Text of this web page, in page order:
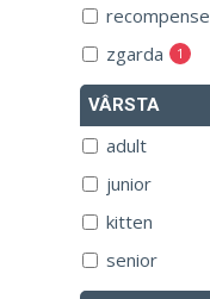
VÂRSTA
adult
junior
kitten
senior
recompense
zgarda 1